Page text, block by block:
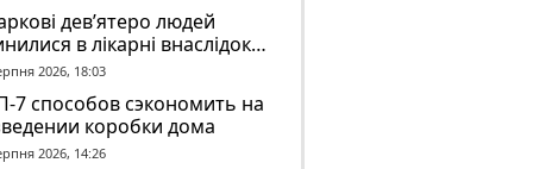
дев’ятеро людей
в лікарні внаслідок
з автобусом
2026, 18:03
7 способов сэкономить на
коробки дома
2026, 14:26